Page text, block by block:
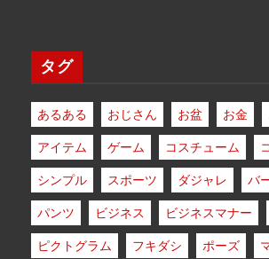
タグ
あるある おじさん お盆 お金
アイテム
ゲーム コスチューム
シンプル
スポーツ ダジャレ
バ
パンツ
ビジネス ビジネスマナー
ピクトグラム
フキダシ ポーズ